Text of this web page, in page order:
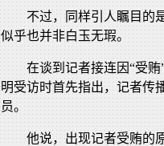
不过，同样引人瞩目的
似乎也并非白玉无瑕。
在谈到记者接连因“受
明受访时首先指出，记者传
员。
他说，出现记者受贿的